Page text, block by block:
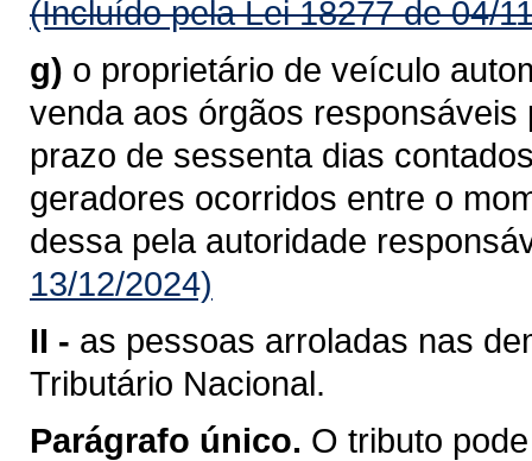
(Incluído pela Lei 18277 de 04/
g) o proprietário de veículo
venda aos órgãos
prazo de sessenta dias
geradores ocorridos entre o
dessa pela autoridade
13/12/2024)
II - as pessoas arroladas nas
Tributário Nacional.
Parágrafo único. O tributo